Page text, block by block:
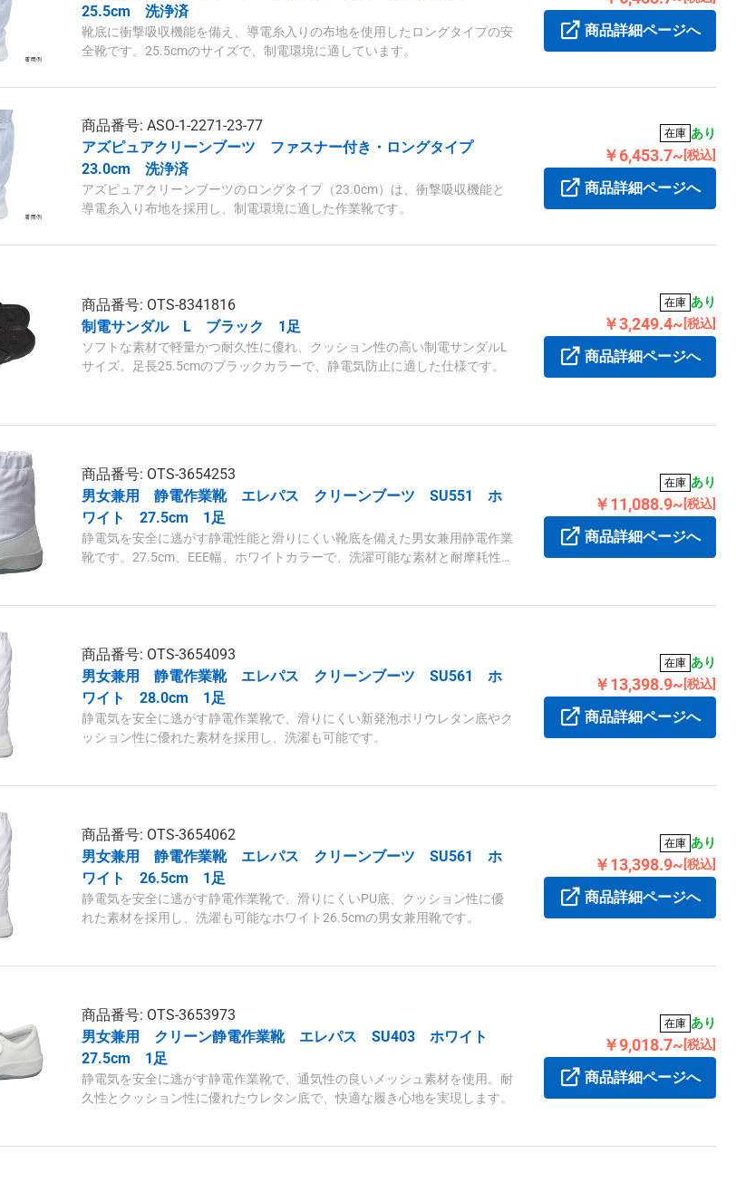
25.5cm 洗浄済
靴底に衝撃吸収機能を備え、導電糸入りの布地を使用したロングタイプの安
全靴です。25.5cmのサイズで、制電環境に適しています。
商品詳細ページへ
商品番号: ASO-1-2271-23-77
アズピュアクリーンブーツ ファスナー付き・ロングタイプ
23.0cm 洗浄済
アズピュアクリーンブーツのロングタイプ（23.0cm）は、衝撃吸収機能と
導電糸入り布地を採用し、制電環境に適した作業靴です。
在庫 あり
￥6,453.7~[税込]
商品詳細ページへ
商品番号: OTS-8341816
制電サンダル L ブラック 1足
ソフトな素材で軽量かつ耐久性に優れ、クッション性の高い制電サンダルL
サイズ。足長25.5cmのブラックカラーで、静電気防止に適した仕様です。
在庫 あり
￥3,249.4~ [税込]
商品詳細ページへ
商品番号: OTS-3654253
男女兼用 静電作業靴 エレパス クリーンブーツ SU551 ホ
ワイト 27.5cm 1足
静電気を安全に逃がす静電性能と滑りにくい靴底を備えた男女兼用静電作業
靴です。27.5cm、EEE幅、ホワイトカラーで、洗濯可能な素材と耐摩耗性
在庫 あり
￥11,088.9~ [税込]
商品詳細ページへ
商品番号: OTS-3654093
男女兼用 静電作業靴 エレパス クリーンブーツ SU561 ホ
ワイト 28.0cm 1足
静電気を安全に逃がす静電作業靴で、滑りにくい新発泡ポリウレタン底やク
ッション性に優れた素材を採用し、洗濯も可能です。
在庫 あり
￥13,398.9~ [税込]
商品詳細ページへ
商品番号: OTS-3654062
男女兼用 静電作業靴 エレパス クリーンブーツ SU561 ホ
ワイト 26.5cm 1足
静電気を安全に逃がす静電作業靴で、滑りにくいPU底、クッション性に優
れた素材を採用し、洗濯も可能なホワイト26.5cmの男女兼用靴です。
在庫 あり
￥13,398.9~ [税込]
商品詳細ページへ
商品番号: OTS-3653973
男女兼用 クリーン静電作業靴 エレパス SU403 ホワイト
27.5cm 1足
静電気を安全に逃がす静電作業靴で、通気性の良いメッシュ素材を使用。耐
久性とクッション性に優れたウレタン底で、快適な履き心地を実現します。
在庫 あり
￥9,018.7~ [税込]
商品詳細ページへ